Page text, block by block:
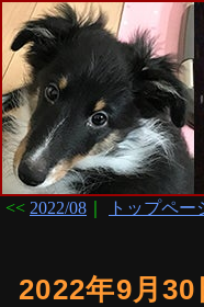
<< 2022/08 トップペー
2022年9月30